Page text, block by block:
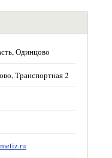
Одинцово
Транспортная 2